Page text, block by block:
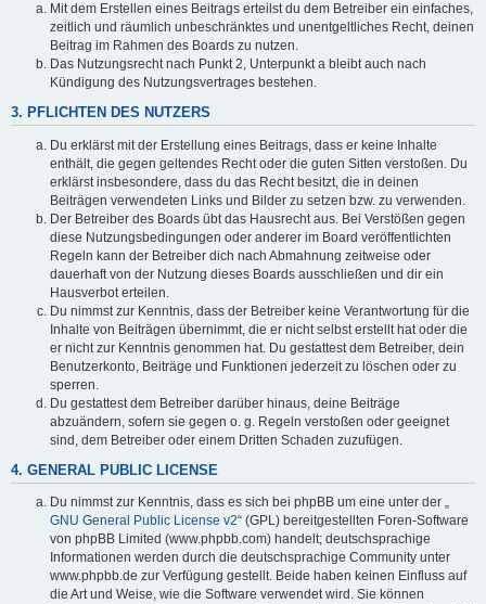
Mit dem Erstellen eines Beitrags erteilst du dem Betreiber ein einfaches,
zeitlich und räumlich unbeschränktes und unentgeltliches Recht, deinen
Beitrag im Rahmen des Boards zu nutzen.
Das Nutzungsrecht nach Punkt 2, Unterpunkt a bleibt auch nach
Kündigung des Nutzungsvertrages bestehen.
3. PFLICHTEN DES NUTZERS
Du erklärst mit der Erstellung eines Beitrags, dass er keine Inhalte
enthält, die gegen geltendes Recht oder die guten Sitten verstoßen. Du
erklärst insbesondere, dass du das Recht besitzt, die in deinen
Beiträgen verwendeten Links und Bilder zu setzen bzw. zu verwenden.
Der Betreiber des Boards übt das Hausrecht aus. Bei Verstößen gegen
diese Nutzungsbedingungen oder anderer im Board veröffentlichten
Regeln kann der Betreiber dich nach Abmahnung zeitweise oder
dauerhaft von der Nutzung dieses Boards ausschließen und dir ein
Hausverbot erteilen.
Du nimmst zur Kenntnis, dass der Betreiber keine Verantwortung für die
Inhalte von Beiträgen übernimmt, die er nicht selbst erstellt hat oder die
er nicht zur Kenntnis genommen hat. Du gestattest dem Betreiber, dein
Benutzerkonto, Beiträge und Funktionen jederzeit zu löschen oder zu
sperren.
Du gestattest dem Betreiber darüber hinaus, deine Beiträge
abzuändern, sofern sie gegen o. g. Regeln verstoßen oder geeignet
sind, dem Betreiber oder einem Dritten Schaden zuzufügen.
4. GENERAL PUBLIC LICENSE
Du nimmst zur Kenntnis, dass es sich bei phpBB um eine unter der „
GNU General Public License v2“ (GPL) bereitgestellten Foren-Software
von phpBB Limited (www.phpbb.com) handelt; deutschsprachige
Informationen werden durch die deutschsprachige Community unter
www.phpbb.de zur Verfügung gestellt. Beide haben keinen Einfluss auf
die Art und Weise, wie die Software verwendet wird. Sie können